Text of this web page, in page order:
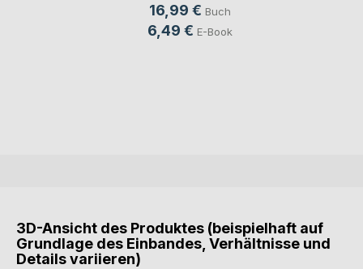
16,99 € Buch
6,49 € E-Book
3D-Ansicht des Produktes (beispielhaft auf
Grundlage des Einbandes, Verhältnisse und
Details variieren)